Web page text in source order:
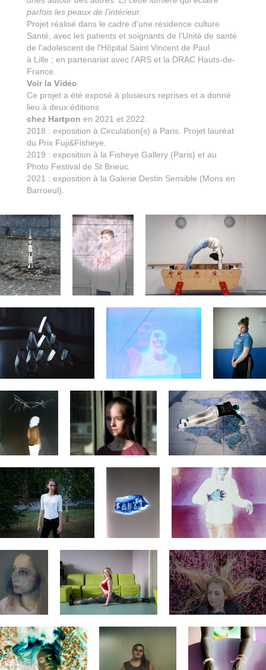
parfois les peaux de l'intérieur.
Projet réalisé dans le cadre d'une résidence culture
Santé, avec les patients et soignants de l'Unité de santé
de l'adolescent de l'Hôpital Saint Vincent de Paul
à Lille ; en partenariat avec l'ARS et la DRAC Hauts-de-
France.
Voir la Vidéo
Ce projet a été exposé à plusieurs reprises et a donné
lieu à deux éditions
chez Hartpon en 2021 et 2022.
2018 : exposition à Circulation(s) à Paris. Projet lauréat
du Prix Fuji&Fisheye.
2019 : exposition à la Fisheye Gallery (Paris) et au
Photo Festival de St Brieuc.
2021 : exposition à la Galerie Destin Sensible (Mons en
Barroeul).